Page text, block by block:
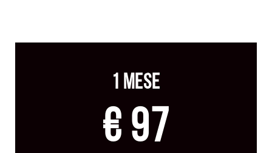
1 MESE
€ 97